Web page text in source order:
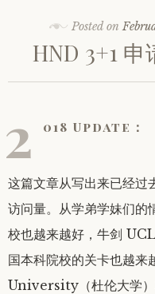
Posted on
HND 3+1
2 018 Update：
这篇文章从写出来已经过
访问量。从学弟学妹们
校也越来越好，牛剑
国本科院校的关卡也越
University（杜伦大学）